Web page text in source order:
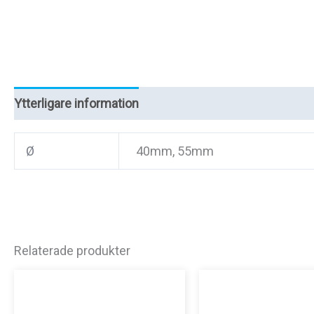
Ytterligare information
Ø 40mm, 55mm
Relaterade produkter